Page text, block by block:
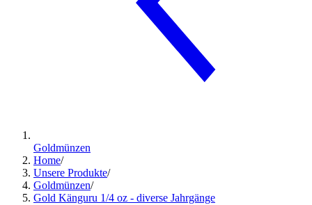
Goldmünzen
Home/
Unsere Produkte/
Goldmünzen/
Gold Känguru 1/4 oz - diverse Jahrgänge